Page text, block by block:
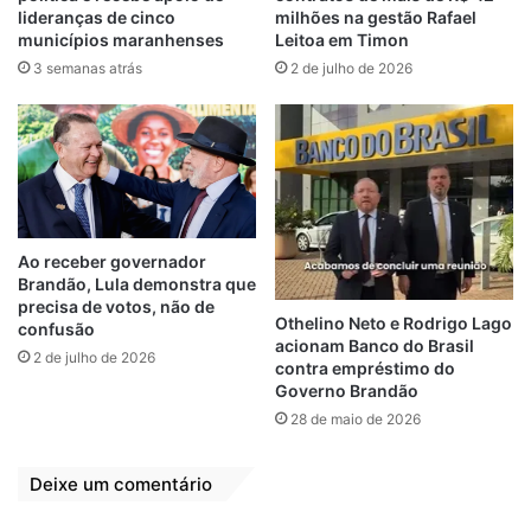
Já no período da tarde haverá uma
programação esportiva. Será um torneio de
Quilombola coordenado por Sandro e
Vadinho. À noite haverá uma Roda de
Tambor de Crioula e para encerrar o dia,
uma festa com a animação do grupo Farra
de Caixa, do povoado Areal.
A diretoria da Associação espera que seja
um dia alegre e de reflexão para todos. Viva
Zumbi de Palmares!
Dia da Consciência Negra
lideranças de cinco
municípios maranhenses
3 semanas atrás
milhões na gestão Rafael
Leitoa em Timon
2 de julho de 2026
Ao receber governador
Brandão, Lula demonstra que
precisa de votos, não de
confusão
2 de julho de 2026
Othelino Neto e Rodrigo Lago
acionam Banco do Brasil
contra empréstimo do
Governo Brandão
28 de maio de 2026
Deixe um comentário